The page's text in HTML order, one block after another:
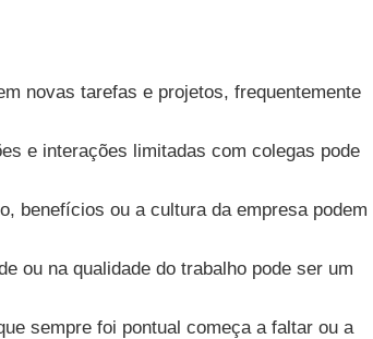
novas tarefas e projetos, frequentemente
e interações limitadas com colegas pode
benefícios ou a cultura da empresa podem
ou na qualidade do trabalho pode ser um
sempre foi pontual começa a faltar ou a